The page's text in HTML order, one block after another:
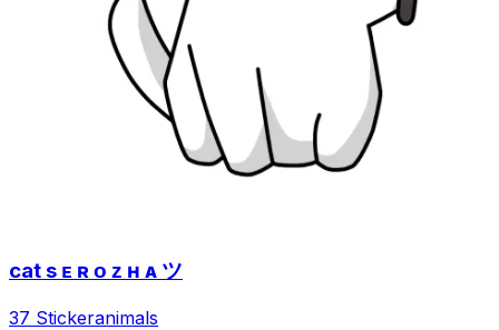
cat s ᴇ ʀ ᴏ ᴢ ʜ ᴀ ツ
37 Stickeranimals